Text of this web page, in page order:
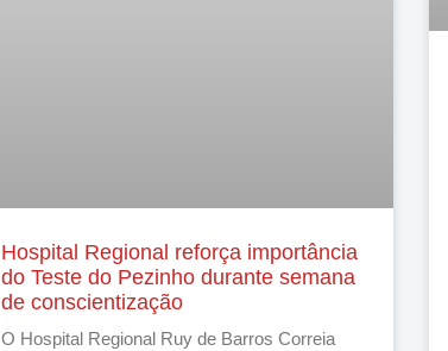
Hospital Regional reforça importância
do Teste do Pezinho durante semana
de conscientização
O Hospital Regional Ruy de Barros Correia